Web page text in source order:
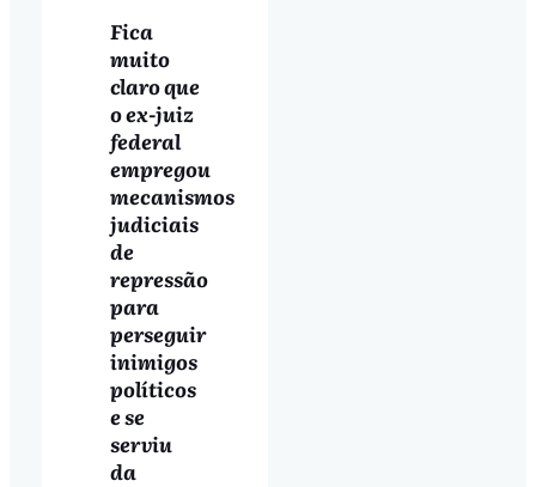
Fica
muito
claro que
o ex-juiz
federal
empregou
mecanismos
judiciais
de
repressão
para
perseguir
inimigos
políticos
e se
serviu
da